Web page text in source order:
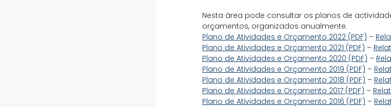
Nesta área pode consultar os planos de
orçamentos, organizados anualmente.
Plano de Atividades e Orçamento 2022 (PDF) –
Plano de Atividades e Orçamento 2021 (PDF) –
Plano de Atividades e Orçamento 2020 (PDF) –
Plano de Atividades e Orçamento 2019 (PDF) –
Plano de Atividades e Orçamento 2018 (PDF) –
Plano de Atividades e Orçamento 2017 (PDF) –
Plano de Atividades e Orçamento 2016 (PDF) –